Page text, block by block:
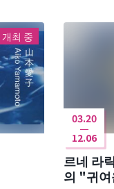
개최 중
03.20
12.06
르네 라
의 "귀